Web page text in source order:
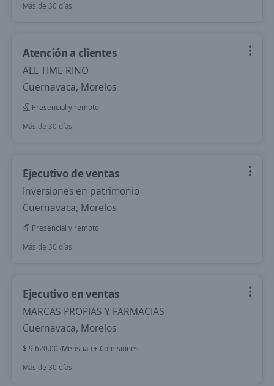
Más de 30 días
Atención a clientes
ALL TIME RINO
Cuernavaca, Morelos
Presencial y remoto
Más de 30 días
Ejecutivo de ventas
Inversiones en patrimonio
Cuernavaca, Morelos
Presencial y remoto
Más de 30 días
Ejecutivo en ventas
MARCAS PROPIAS Y FARMACIAS
Cuernavaca, Morelos
$ 9,620.00 (Mensual) + Comisiones
Más de 30 días